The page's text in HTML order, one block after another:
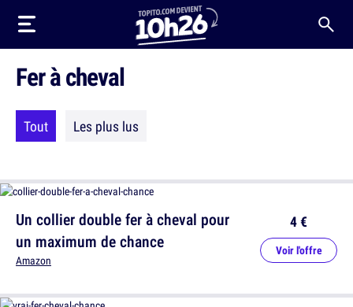
Fer à cheval
Tout Les plus lus
Un collier double fer à cheval pour
un maximum de chance
Amazon
4 €
Voir l'offre